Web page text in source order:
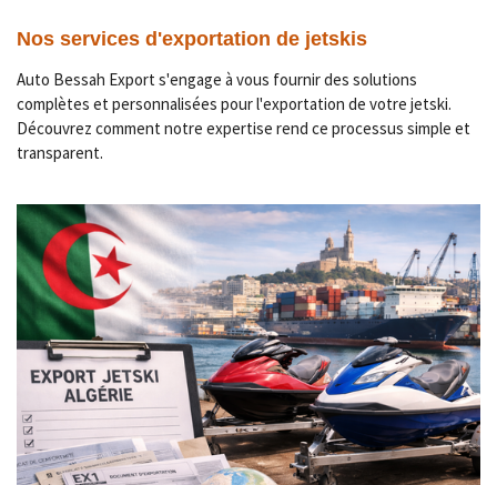
Nos services d'exportation de jetskis
Auto Bessah Export s'engage à vous fournir des solutions
complètes et personnalisées pour l'exportation de votre jetski.
Découvrez comment notre expertise rend ce processus simple et
transparent.